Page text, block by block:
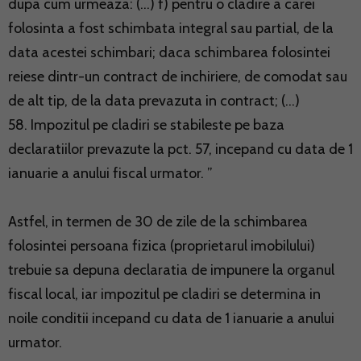
dupa cum urmeaza: (…) f) pentru o cladire a carei
folosinta a fost schimbata integral sau partial, de la
data acestei schimbari; daca schimbarea folosintei
reiese dintr-un contract de inchiriere, de comodat sau
de alt tip, de la data prevazuta in contract; (…)
58. Impozitul pe cladiri se stabileste pe baza
declaratiilor prevazute la pct. 57, incepand cu data de 1
ianuarie a anului fiscal urmator. ”
Astfel, in termen de 30 de zile de la schimbarea
folosintei persoana fizica (proprietarul imobilului)
trebuie sa depuna declaratia de impunere la organul
fiscal local, iar impozitul pe cladiri se determina in
noile conditii incepand cu data de 1 ianuarie a anului
urmator.